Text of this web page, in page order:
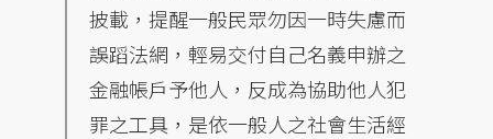
披載，提醒一般民眾勿因一時失慮而
誤蹈法網，輕易交付自己名義申辦之
金融帳戶予他人，反成為協助他人犯
罪之工具，是依一般人之社會生活經